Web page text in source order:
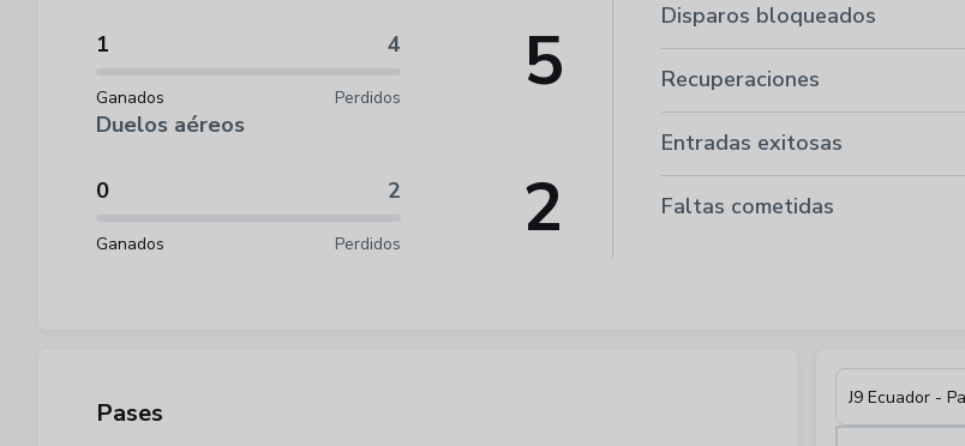
1 4
Ganados Perdidos 5
Duelos aéreos
0 2
Ganados Perdidos 2
Disparos bloqueados
Recuperaciones
Entradas exitosas
Faltas cometidas
Pases J9 Ecuador -